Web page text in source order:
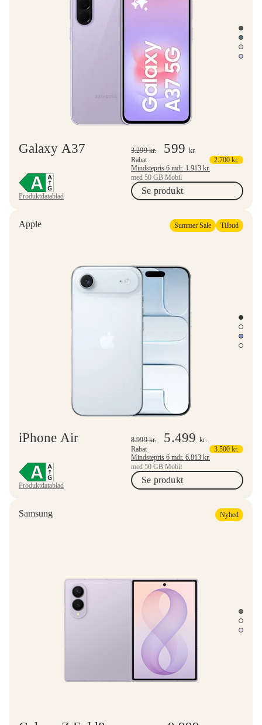
Galaxy A37
Produktdatablad
3.299kr. 599 kr.
Rabat
2.700 kr.
Mindstepris 6 mdr. 1.913 kr.
med 50 GB Mobil
Se produkt
Apple Summer Sale Tilbud
iPhone Air
Produktdatablad
8.999kr. 5.499kr.
Rabat
3.500 kr.
Mindstepris 6 mdr. 6.813 kr.
med 50 GB Mobil
Se produkt
Samsung Nyhed